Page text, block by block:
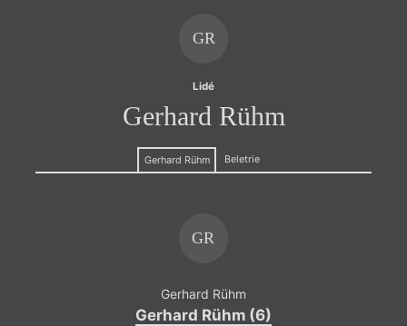
GR
Lidé
Gerhard Rühm
Gerhard Rühm Beletrie
GR
Gerhard Rühm
Gerhard Rühm (6)